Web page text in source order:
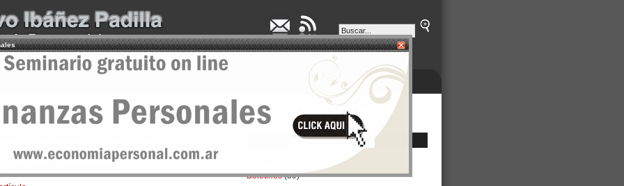
BOLETINES NEGOCIOS
vs Perfil personal
Boletines(39)